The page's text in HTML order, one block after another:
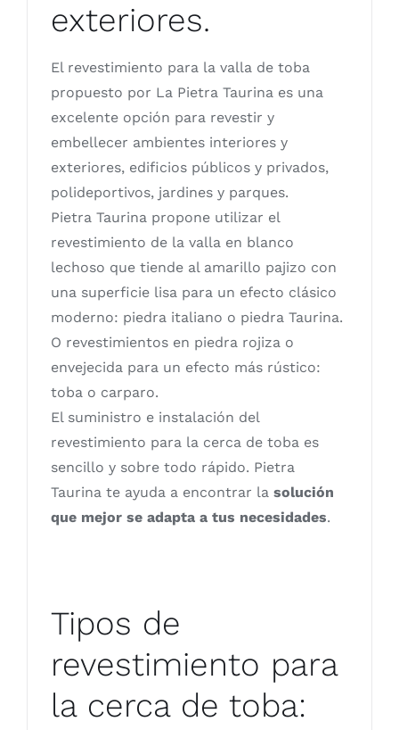
exteriores.
El revestimiento para la valla de toba
propuesto por La Pietra Taurina es una
excelente opción para revestir y
embellecer ambientes interiores y
exteriores, edificios públicos y privados,
polideportivos, jardines y parques.
Pietra Taurina propone utilizar el
revestimiento de la valla en blanco
lechoso que tiende al amarillo pajizo con
una superficie lisa para un efecto clásico
moderno: piedra italiano o piedra Taurina.
O revestimientos en piedra rojiza o
envejecida para un efecto más rústico:
toba o carparo.
El suministro e instalación del
revestimiento para la cerca de toba es
sencillo y sobre todo rápido. Pietra
Taurina te ayuda a encontrar la solución
que mejor se adapta a tus necesidades.
Tipos de
revestimiento para
la cerca de toba: